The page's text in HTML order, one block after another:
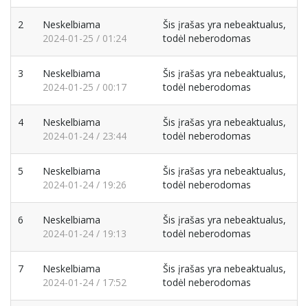
2
Neskelbiama
2024-01-25 / 01:24
Šis įrašas yra nebeaktualus,
todėl neberodomas
3
Neskelbiama
2024-01-25 / 00:17
Šis įrašas yra nebeaktualus,
todėl neberodomas
4
Neskelbiama
2024-01-24 / 23:44
Šis įrašas yra nebeaktualus,
todėl neberodomas
5
Neskelbiama
2024-01-24 / 19:26
Šis įrašas yra nebeaktualus,
todėl neberodomas
6
Neskelbiama
2024-01-24 / 19:13
Šis įrašas yra nebeaktualus,
todėl neberodomas
7
Neskelbiama
2024-01-24 / 17:52
Šis įrašas yra nebeaktualus,
todėl neberodomas